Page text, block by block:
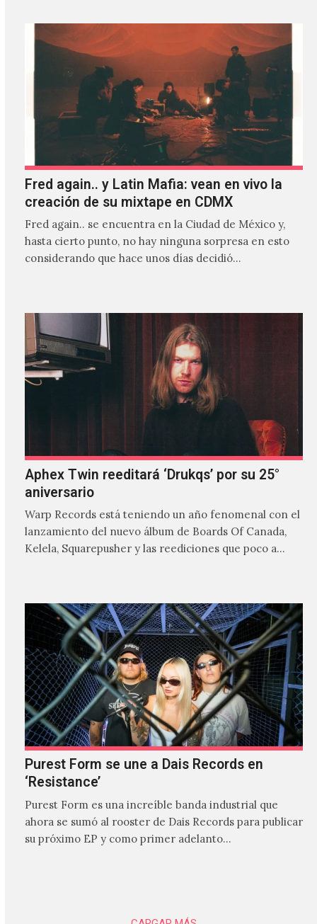
Fred again.. y Latin Mafia: vean en vivo la
creación de su mixtape en CDMX
Fred again.. se encuentra en la Ciudad de México y,
hasta cierto punto, no hay ninguna sorpresa en esto
considerando que hace unos días decidió…
Aphex Twin reeditará ‘Drukqs’ por su 25°
aniversario
Warp Records está teniendo un año fenomenal con el
lanzamiento del nuevo álbum de Boards Of Canada,
Kelela, Squarepusher y las reediciones que poco a…
Purest Form se une a Dais Records en
‘Resistance’
Purest Form es una increíble banda industrial que
ahora se sumó al rooster de Dais Records para publicar
su próximo EP y como primer adelanto…